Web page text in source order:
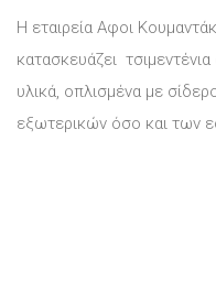
Η εταιρεία Αφοι
κατασκευάζει
υλικά, οπλισμένα με
εξωτερικών όσο και των